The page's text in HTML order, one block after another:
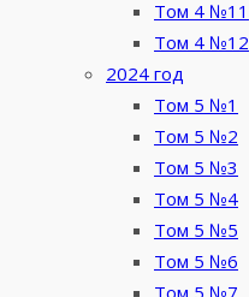
Том 4 №11
Том 4 №12
2024 год
Том 5 №1
Том 5 №2
Том 5 №3
Том 5 №4
Том 5 №5
Том 5 №6